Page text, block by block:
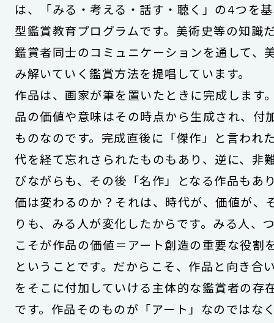
は、「みる・考える・話す・聴く」の4つを
型鑑賞教育プログラムです。美術史等の知識
鑑賞者同士のコミュニケーションを通して、
み解いていく鑑賞方法を提唱しています。
作品は、画家が筆を置いたときに完成します
品の価値や意味はその時点から生成され、付
ものなのです。完成直後に「傑作」と言われ
代を経て忘れさられたものもあり、逆に、非
びながらも、その後「名作」となる作品もあ
価は変わるのか？それは、時代が、価値が、
りも、みる人が変化したからです。みる人、
こそが作品の価値＝アート創造の重要な役割
ということです。だからこそ、作品と向き合
をそこに付加していける主体的な鑑賞者の存
です。作品そのものが「アート」なのではな